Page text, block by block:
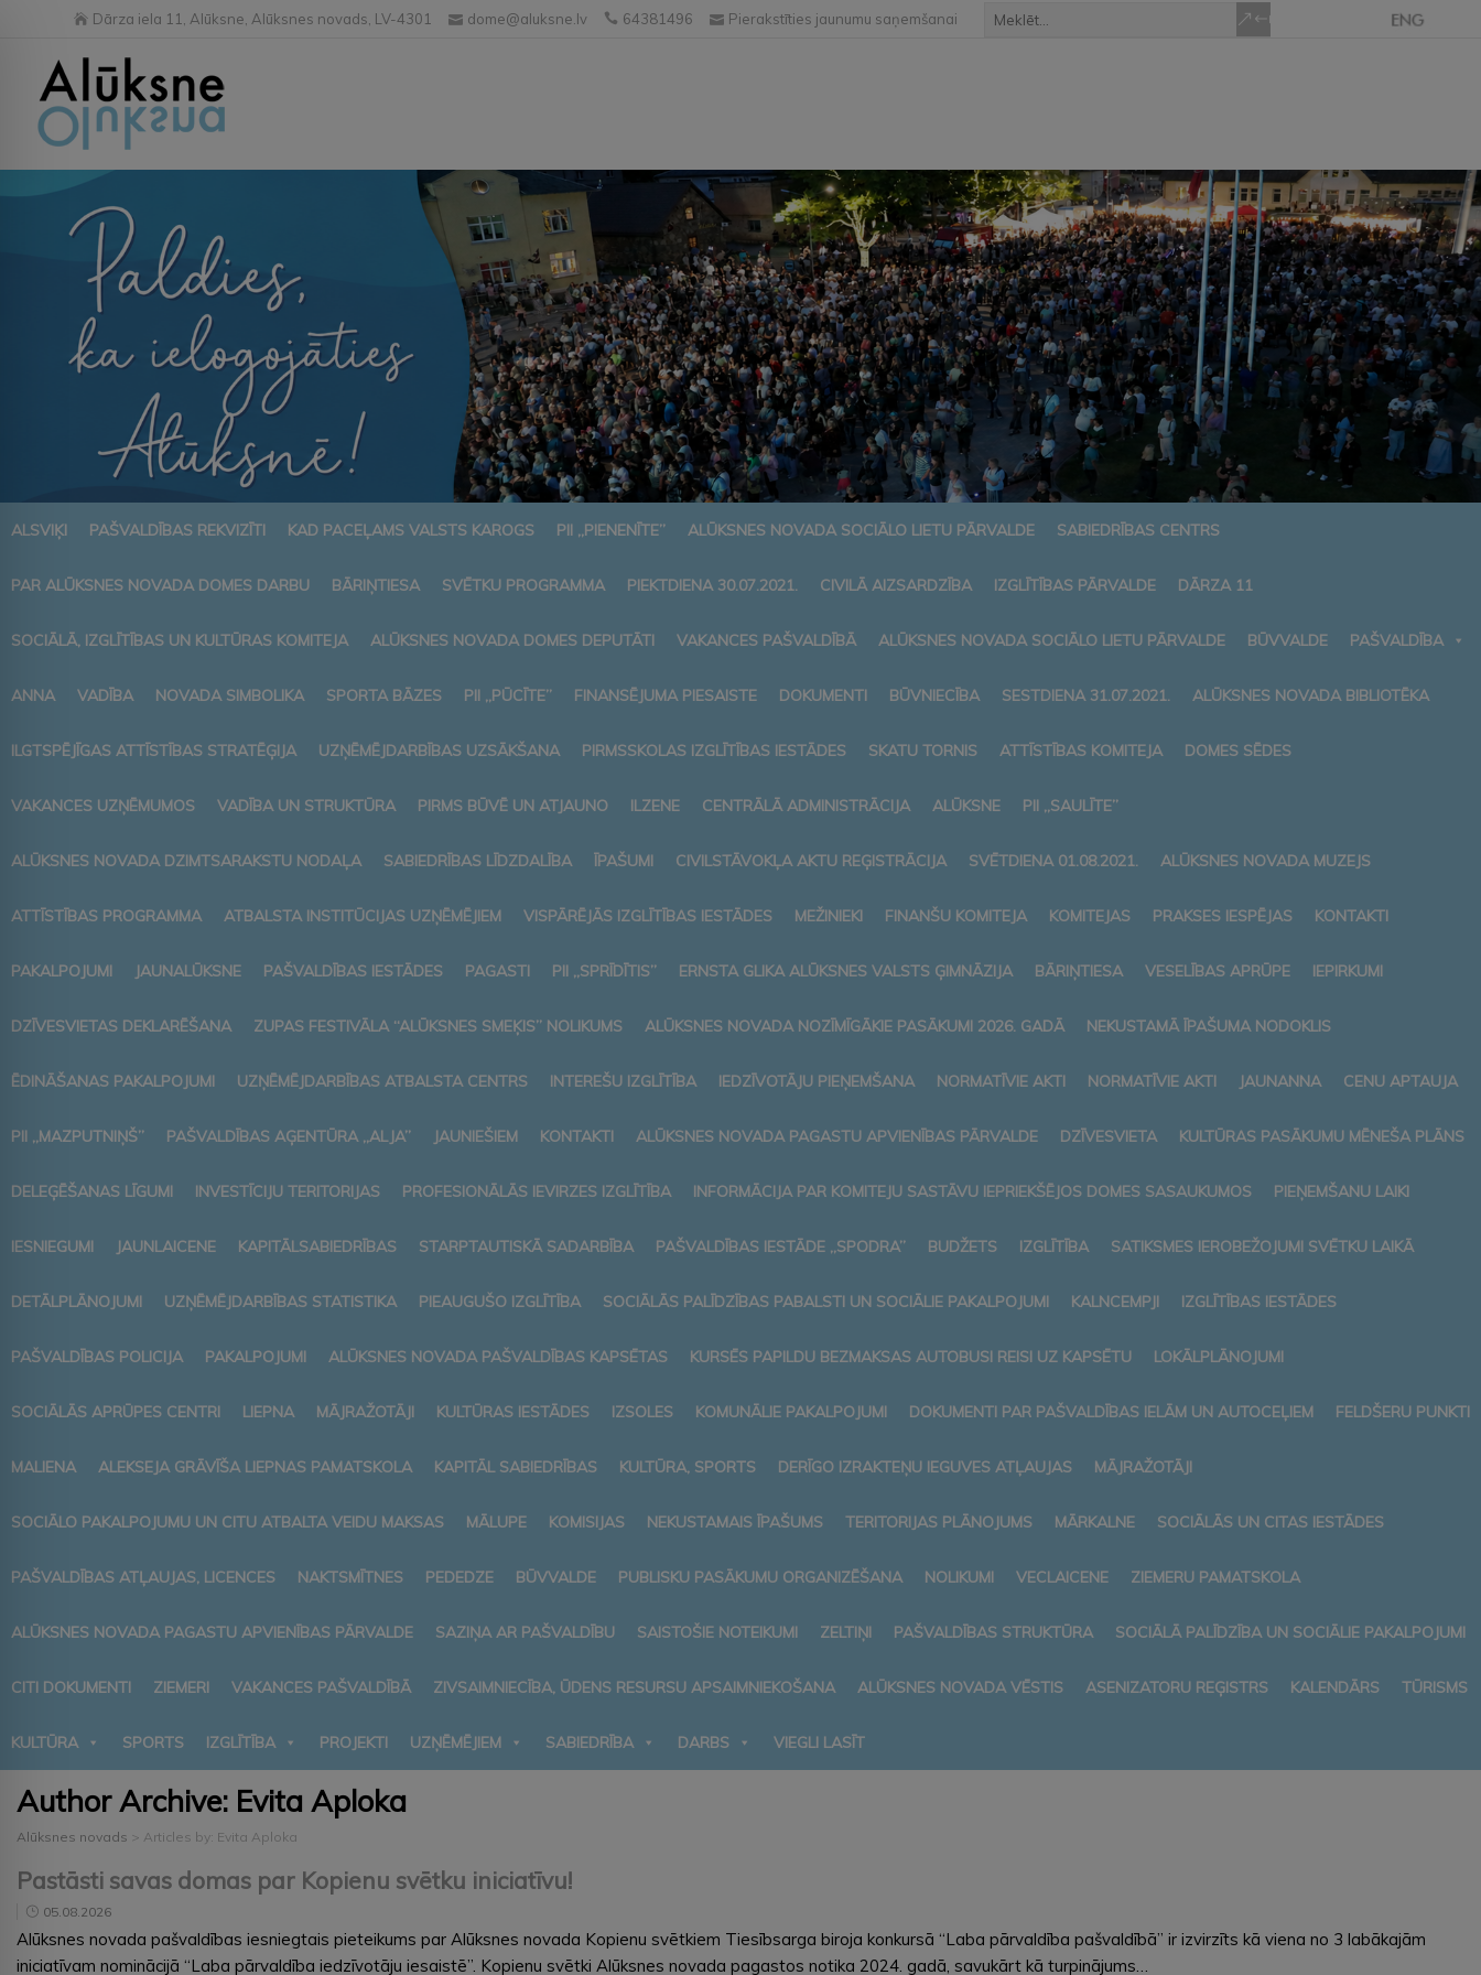
Dārza iela 11, Alūksne, Alūksnes novads, LV-4301 dome@aluksne.lv 64381496 Pierakstīties jaunumu saņemšanai
ALSVIĶI PAŠVALDĪBAS REKVIZĪTI KAD PACEĻAMS VALSTS KAROGS PII „PIENENĪTE” ALŪKSNES NOVADA SOCIĀLO LIETU PĀRVALDE SABIEDRĪBAS CENTRS
PAR ALŪKSNES NOVADA DOMES DARBU BĀRIŅTIESA SVĒTKU PROGRAMMA PIEKTDIENA 30.07.2021. CIVILĀ AIZSARDZĪBA IZGLĪTĪBAS PĀRVALDE DĀRZA 11
SOCIĀLĀ, IZGLĪTĪBAS UN KULTŪRAS KOMITEJA ALŪKSNES NOVADA DOMES DEPUTĀTI VAKANCES PAŠVALDĪBĀ ALŪKSNES NOVADA SOCIĀLO LIETU PĀRVALDE BŪVVALDE PAŠVALDĪBA
ANNA VADĪBA NOVADA SIMBOLIKA SPORTA BĀZES PII „PŪCĪTE” FINANSĒJUMA PIESAISTE DOKUMENTI BŪVNIECĪBA SESTDIENA 31.07.2021. ALŪKSNES NOVADA BIBLIOTĒKA
ILGTSPĒJĪGAS ATTĪSTĪBAS STRATĒĢIJA UZŅĒMĒJDARBĪBAS UZSĀKŠANA PIRMSSKOLAS IZGLĪTĪBAS IESTĀDES SKATU TORNIS ATTĪSTĪBAS KOMITEJA DOMES SĒDES
VAKANCES UZŅĒMUMOS VADĪBA UN STRUKTŪRA PIRMS BŪVĒ UN ATJAUNO ILZENE CENTRĀLĀ ADMINISTRĀCIJA ALŪKSNE PII „SAULĪTE”
ALŪKSNES NOVADA DZIMTSARAKSTU NODAĻA SABIEDRĪBAS LĪDZDALĪBA ĪPAŠUMI CIVILSTĀVOKĻA AKTU REĢISTRĀCIJA SVĒTDIENA 01.08.2021. ALŪKSNES NOVADA MUZEJS
ATTĪSTĪBAS PROGRAMMA ATBALSTA INSTITŪCIJAS UZŅĒMĒJIEM VISPĀRĒJĀS IZGLĪTĪBAS IESTĀDES MEŽINIEKI FINANŠU KOMITEJA KOMITEJAS PRAKSES IESPĒJAS KONTAKTI
PAKALPOJUMI JAUNALŪKSNE PAŠVALDĪBAS IESTĀDES PAGASTI PII „SPRĪDĪTIS” ERNSTA GLIKA ALŪKSNES VALSTS ĢIMNĀZIJA BĀRIŅTIESA VESELĪBAS APRŪPE IEPIRKUMI
DZĪVESVIETAS DEKLARĒŠANA ZUPAS FESTIVĀLA “ALŪKSNES SMEĶIS” NOLIKUMS ALŪKSNES NOVADA NOZĪMĪGĀKIE PASĀKUMI 2026. GADĀ NEKUSTAMĀ ĪPAŠUMA NODOKLIS
ĒDINĀŠANAS PAKALPOJUMI UZŅĒMĒJDARBĪBAS ATBALSTA CENTRS INTEREŠU IZGLĪTĪBA IEDZĪVOTĀJU PIEŅEMŠANA NORMATĪVIE AKTI NORMATĪVIE AKTI JAUNANNA CENU APTAUJA
PII „MAZPUTNIŅŠ” PAŠVALDĪBAS AĢENTŪRA „ALJA” JAUNIEŠIEM KONTAKTI ALŪKSNES NOVADA PAGASTU APVIENĪBAS PĀRVALDE DZĪVESVIETA KULTŪRAS PASĀKUMU MĒNEŠA PLĀNS
DELEĢĒŠANAS LĪGUMI INVESTĪCIJU TERITORIJAS PROFESIONĀLĀS IEVIRZES IZGLĪTĪBA INFORMĀCIJA PAR KOMITEJU SASTĀVU IEPRIEKŠĒJOS DOMES SASAUKUMOS PIEŅEMŠANU LAIKI
IESNIEGUMI JAUNLAICENE KAPITĀLSABIEDRĪBAS STARPTAUTISKĀ SADARBĪBA PAŠVALDĪBAS IESTĀDE „SPODRA” BUDŽETS IZGLĪTĪBA SATIKSMES IEROBEŽOJUMI SVĒTKU LAIKĀ
DETĀLPLĀNOJUMI UZŅĒMĒJDARBĪBAS STATISTIKA PIEAUGUŠO IZGLĪTĪBA SOCIĀLĀS PALĪDZĪBAS PABALSTI UN SOCIĀLIE PAKALPOJUMI KALNCEMPJI IZGLĪTĪBAS IESTĀDES
PAŠVALDĪBAS POLICIJA PAKALPOJUMI ALŪKSNES NOVADA PAŠVALDĪBAS KAPSĒTAS KURSĒS PAPILDU BEZMAKSAS AUTOBUSI REISI UZ KAPSĒTU LOKĀLPLĀNOJUMI
SOCIĀLĀS APRŪPES CENTRI LIEPNA MĀJRAŽOTĀJI KULTŪRAS IESTĀDES IZSOLES KOMUNĀLIE PAKALPOJUMI DOKUMENTI PAR PAŠVALDĪBAS IELĀM UN AUTOCEĻIEM FELDŠERU PUNKTI
MALIENA ALEKSEJA GRĀVĪŠA LIEPNAS PAMATSKOLA KAPITĀL SABIEDRĪBAS KULTŪRA, SPORTS DERĪGO IZRAKTEŅU IEGUVES ATĻAUJAS MĀJRAŽOTĀJI
SOCIĀLO PAKALPOJUMU UN CITU ATBALTA VEIDU MAKSAS MĀLUPE KOMISIJAS NEKUSTAMAIS ĪPAŠUMS TERITORIJAS PLĀNOJUMS MĀRKALNE SOCIĀLĀS UN CITAS IESTĀDES
PAŠVALDĪBAS ATĻAUJAS, LICENCES NAKTSMĪTNES PEDEDZE BŪVVALDE PUBLISKU PASĀKUMU ORGANIZĒŠANA NOLIKUMI VECLAICENE ZIEMERU PAMATSKOLA
ALŪKSNES NOVADA PAGASTU APVIENĪBAS PĀRVALDE SAZIŅA AR PAŠVALDĪBU SAISTOŠIE NOTEIKUMI ZELTIŅI PAŠVALDĪBAS STRUKTŪRA SOCIĀLĀ PALĪDZĪBA UN SOCIĀLIE PAKALPOJUMI
CITI DOKUMENTI ZIEMERI VAKANCES PAŠVALDĪBĀ ZIVSAIMNIECĪBA, ŪDENS RESURSU APSAIMNIEKOŠANA ALŪKSNES NOVADA VĒSTIS ASENIZATORU REĢISTRS KALENDĀRS TŪRISMS
KULTŪRA SPORTS IZGLĪTĪBA PROJEKTI UZŅĒMĒJIEM SABIEDRĪBA DARBS VIEGLI LASĪT
Author Archive: Evita Aploka
Alūksnes novads > Articles by: Evita Aploka
Pastāsti savas domas par Kopienu svētku iniciatīvu!
05.08.2026
Alūksnes novada pašvaldības iesniegtais pieteikums par Alūksnes novada Kopienu svētkiem Tiesībsarga biroja konkursā “Laba pārvaldība pašvaldībā” ir izvirzīts kā viena no 3 labākajām
iniciatīvam nominācijā “Laba pārvaldība iedzīvotāju iesaistē”. Kopienu svētki Alūksnes novada pagastos notika 2024. gadā, savukārt kā turpinājums…